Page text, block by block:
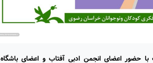
حضور اعضای انجمن ادبی آفتاب و اعضای باشگاه